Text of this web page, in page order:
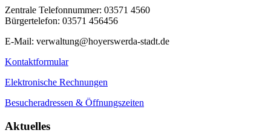
Zentrale Telefonnummer: 03571 4560
Bürgertelefon: 03571 456456
E-Mail: verwaltung@hoyerswerda-stadt.de
Kontaktformular
Elektronische Rechnungen
Besucheradressen & Öffnungszeiten
Aktuelles